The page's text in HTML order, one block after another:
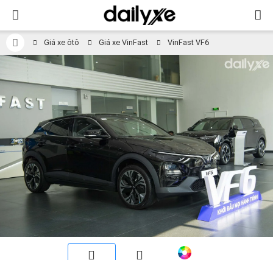
Giá xe ôtô Giá xe VinFast VinFast VF6